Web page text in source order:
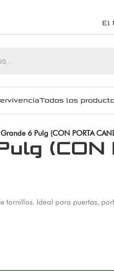
El
Todos los
6 Pulg (CON PORTA
(CON
Ideal para puertas,